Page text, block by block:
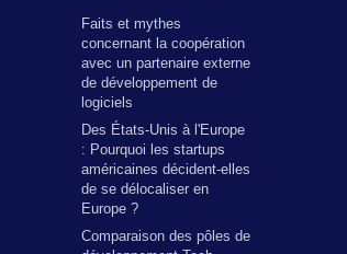
Faits et mythes
concernant la coopération
avec un partenaire externe
de développement de
logiciels
Des États-Unis à l'Europe
: Pourquoi les startups
américaines décident-elles
de se délocaliser en
Europe ?
Comparaison des pôles de